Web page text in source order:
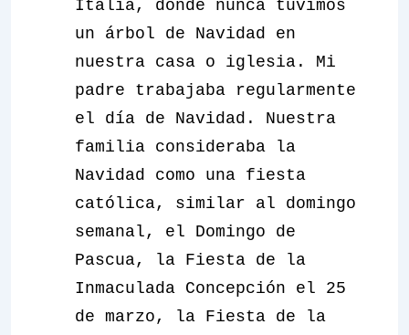
Italia, donde nunca tuvimos
un árbol de Navidad en
nuestra casa o iglesia. Mi
padre trabajaba regularmente
el día de Navidad. Nuestra
familia consideraba la
Navidad como una fiesta
católica, similar al domingo
semanal, el Domingo de
Pascua, la Fiesta de la
Inmaculada Concepción el 25
de marzo, la Fiesta de la